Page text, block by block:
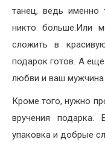
танец, ведь именно
никто больше.Или
сложить в
подарок готов. А
любви и ваш мужчина
Кроме того, нужно
вручения
упаковка и добрые